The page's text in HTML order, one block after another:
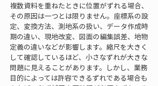
複数資料を重ねたときに位置がずれる場合、
その原因は一つとは限りません。座標系の設
定、変換方法、測地系の扱い、データ作成時
期の違い、現地改変、図面の編集誤差、地物
定義の違いなどが影響します。縮尺を大きく
して確認しているほど、小さなずれが大きな
問題に見えることがあります。しかし、業務
目的によっては許容できるずれである場合も